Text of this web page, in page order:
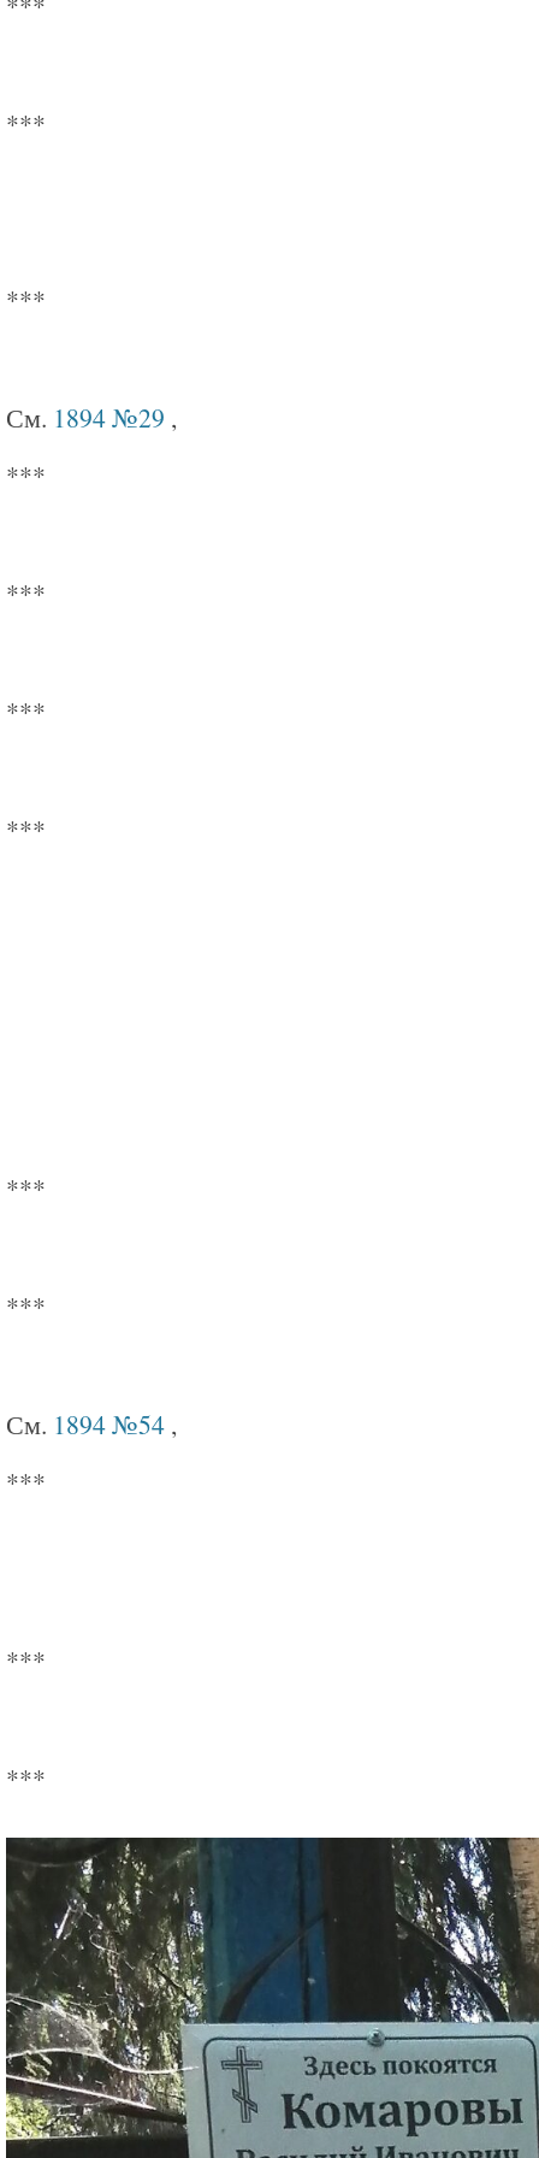
***
***
См. 1894 №29 ,
***
***
***
***
***
***
См. 1894 №54 ,
***
***
***